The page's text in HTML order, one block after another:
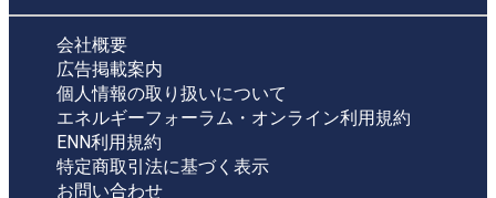
会社概要
広告掲載案内
個人情報の取り扱いについて
エネルギーフォーラム・オンライン利用規約
ENN利用規約
特定商取引法に基づく表示
お問い合わせ